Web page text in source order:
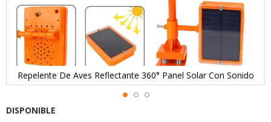
DISPONIBLE
Repelente De Aves Reflectante 360° Panel Solar Con Sonido
Skip